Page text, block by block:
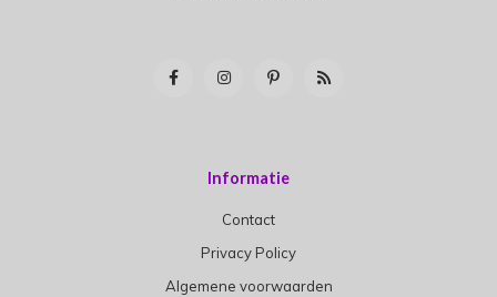
Informatie
Contact
Privacy Policy
Algemene voorwaarden